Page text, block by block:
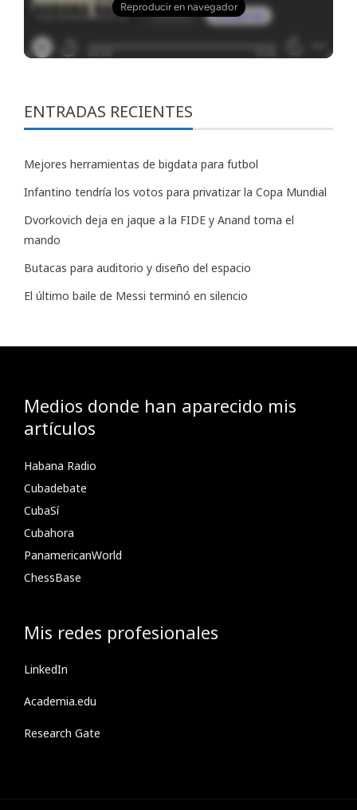
ENTRADAS RECIENTES
Mejores herramientas de bigdata para futbol
Infantino tendría los votos para privatizar la Copa Mundial
Dvorkovich deja en jaque a la FIDE y Anand toma el
mando
Butacas para auditorio y diseño del espacio
El último baile de Messi terminó en silencio
Medios donde han aparecido mis
artículos
Habana Radio
Cubadebate
CubaSí
Cubahora
PanamericanWorld
ChessBase
Mis redes profesionales
LinkedIn
Academia.edu
Research Gate